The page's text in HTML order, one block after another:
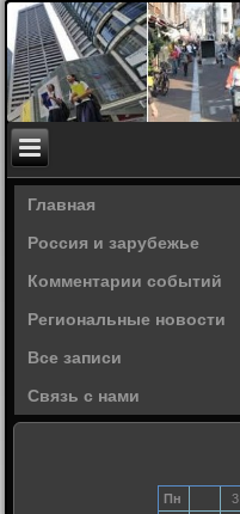
Главная
Россия и зарубежье
Комментарии событий
Региональные новости
Все записи
Связь с нами
Пн 3